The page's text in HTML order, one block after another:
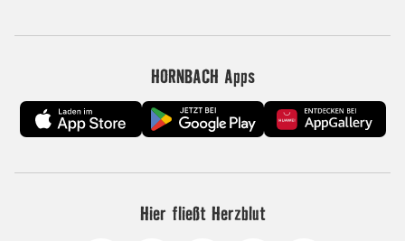
HORNBACH Apps
Hier fließt Herzblut